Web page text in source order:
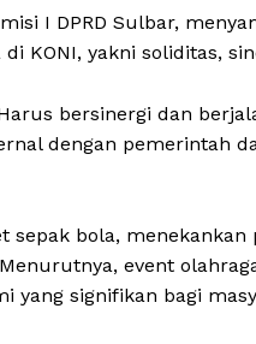
I DPRD Sulbar,
KONI, yakni soliditas,
bersinergi dan
dengan pemerintah
sepak bola,
event
yang signifikan bagi